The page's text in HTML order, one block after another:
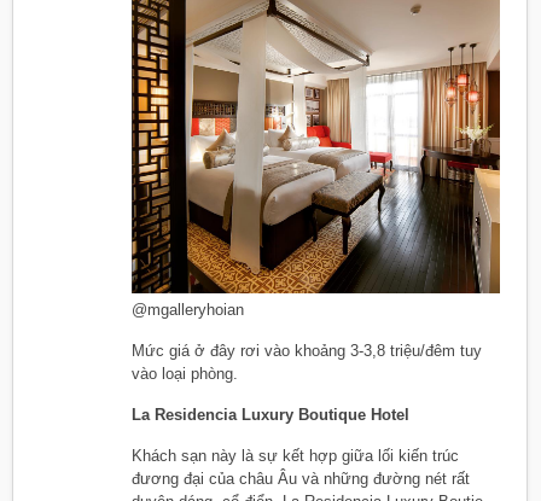
@mgalleryhoian
Mức giá ở đây rơi vào khoảng 3-3,8 triệu/đêm tuy
vào loại phòng.
La Residencia Luxury Boutique Hotel
Khách sạn này là sự kết hợp giữa lối kiến trúc
đương đại của châu Âu và những đường nét rất